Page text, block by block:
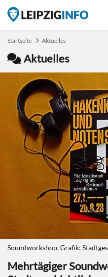
Startseite Aktuelles
Aktuelles
Soundworkshop, Grafik:
Mehrtägiger